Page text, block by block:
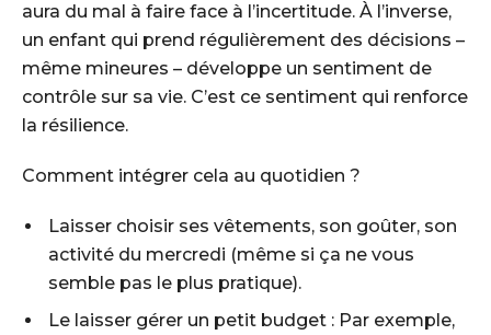
aura du mal à faire face à l’incertitude. À l’inverse,
un enfant qui prend régulièrement des décisions –
même mineures – développe un sentiment de
contrôle sur sa vie. C’est ce sentiment qui renforce
la résilience.
Comment intégrer cela au quotidien ?
Laisser choisir ses vêtements, son goûter, son
activité du mercredi (même si ça ne vous
semble pas le plus pratique).
Le laisser gérer un petit budget : Par exemple,